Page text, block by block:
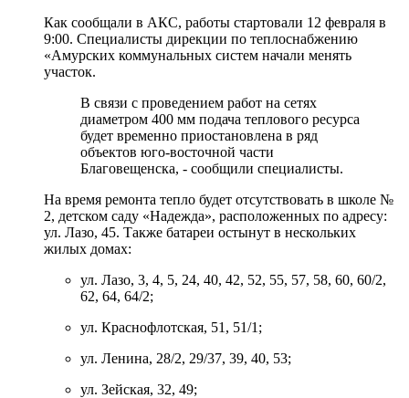
Как сообщали в АКС, работы стартовали 12 февраля в
9:00. Специалисты дирекции по теплоснабжению
«Амурских коммунальных систем начали менять
участок.
В связи с проведением работ на сетях
диаметром 400 мм подача теплового ресурса
будет временно приостановлена в ряд
объектов юго-восточной части
Благовещенска, - сообщили специалисты.
На время ремонта тепло будет отсутствовать в школе №
2, детском саду «Надежда», расположенных по адресу:
ул. Лазо, 45. Также батареи остынут в нескольких
жилых домах:
ул. Лазо, 3, 4, 5, 24, 40, 42, 52, 55, 57, 58, 60, 60/2,
62, 64, 64/2;
ул. Краснофлотская, 51, 51/1;
ул. Ленина, 28/2, 29/37, 39, 40, 53;
ул. Зейская, 32, 49;